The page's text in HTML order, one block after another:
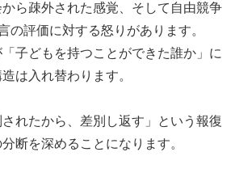
ら疎外された感覚、そして自由競争
の評価に対する怒りがあります。
子どもを持つことができた誰か」に
は入れ替わります。
れたから、差別し返す」という報復
断を深めることになります。